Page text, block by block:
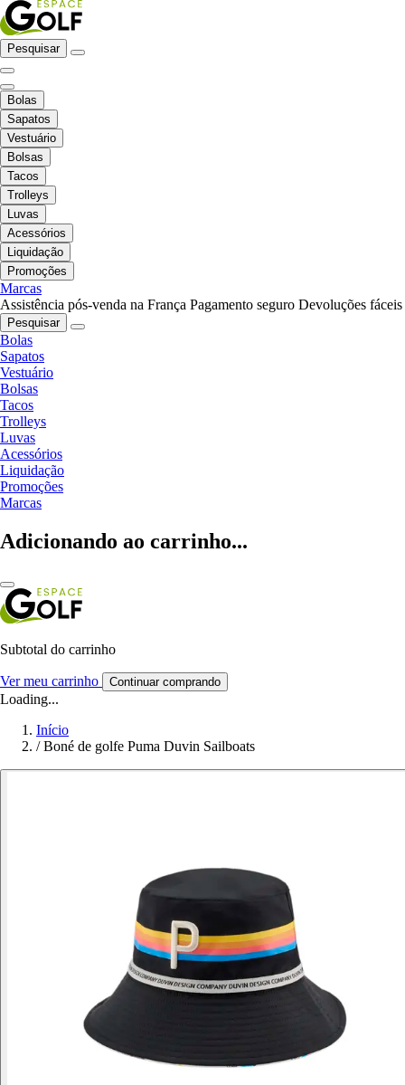
Pesquisar
Bolas
Sapatos
Vestuário
Bolsas
Tacos
Trolleys
Luvas
Acessórios
Liquidação
Promoções
Marcas
Assistência pós-venda na França Pagamento seguro Devoluções fáceis
Pesquisar
Bolas
Sapatos
Vestuário
Bolsas
Tacos
Trolleys
Luvas
Acessórios
Liquidação
Promoções
Marcas
Adicionando ao carrinho...
Subtotal do carrinho
Ver meu carrinho Continuar comprando
Loading...
Início
/ Boné de golfe Puma Duvin Sailboats